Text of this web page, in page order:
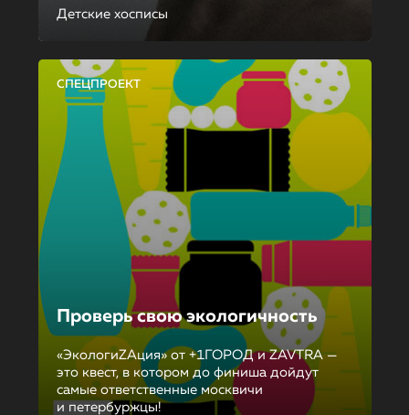
Детские хосписы
СПЕЦПРОЕКТ
Проверь свою экологичность
«ЭкологиZAция» от +1ГОРОД и ZAVTRA —
это квест, в котором до финиша дойдут
самые ответственные москвичи
и петербуржцы!